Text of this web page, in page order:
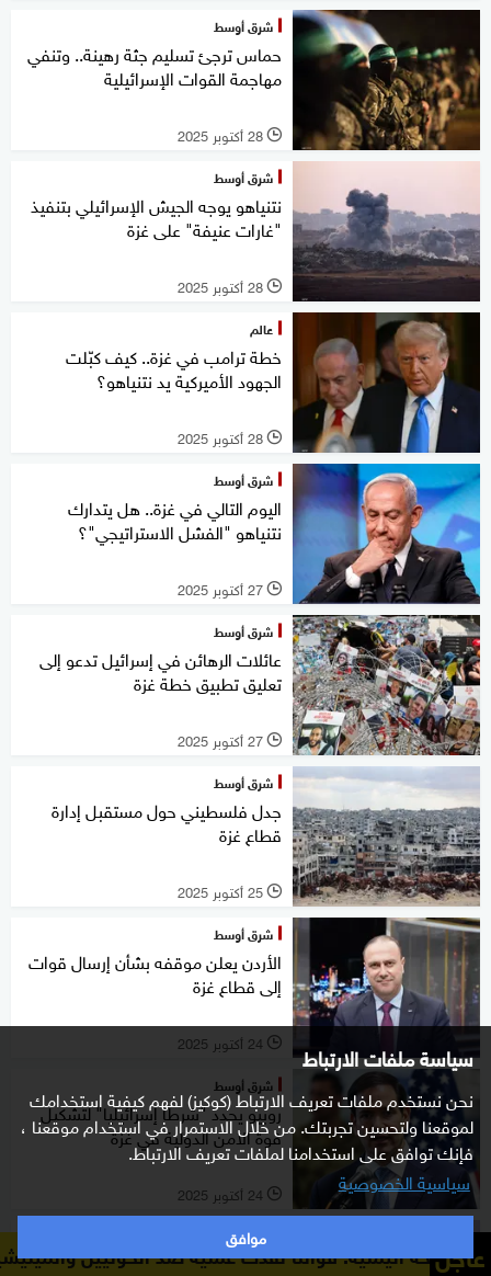
سياسة ملفات الارتباط
نحن نستخدم ملفات تعريف الارتباط (كوكيز) لفهم كيفية استخدامك
لموقعنا ولتحسين تجربتك. من خلال الاستمرار في استخدام موقعنا ،
فإنك توافق على استخدامنا لملفات تعريف الارتباط.
سياسية الخصوصية
موافق
شرق أوسط
حماس ترجئ تسليم جثة رهينة.. وتنفي
مهاجمة القوات الإسرائيلية
l 28 أكتوبر 2025
شرق أوسط
نتنياهو يوجه الجيش الإسرائيلي بتنفيذ
"غارات عنيفة" على غزة
l 28 أكتوبر 2025
عالم
خطة ترامب في غزة.. كيف كبّلت
الجهود الأميركية يد نتنياهو؟
l 28 أكتوبر 2025
شرق أوسط
اليوم التالي في غزة.. هل يتدارك
نتنياهو "الفشل الاستراتيجي"؟
l 27 أكتوبر 2025
شرق أوسط
عائلات الرهائن في إسرائيل تدعو إلى
تعليق تطبيق خطة غزة
l 27 أكتوبر 2025
شرق أوسط
جدل فلسطيني حول مستقبل إدارة
قطاع غزة
l 25 أكتوبر 2025
شرق أوسط
الأردن يعلن موقفه بشأن إرسال قوات
إلى قطاع غزة
l 24 أكتوبر 2025
شرق أوسط
روبيو يحدد "شرطا إسرائيليا" لتشكيل
قوة الأمن الدولية في غزة
l 24 أكتوبر 2025
شرق أوسط
مستوطنون إسرائيليون يحرقون مركبات عاجل نفذت عملية ضد الحوثيين والميليشيات التابعة لهم